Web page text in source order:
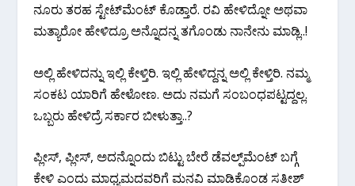
ನೂರು ತರಹ ಸ್ಟೇಟ್‌ಮೆಂಟ್ ಕೊಡ್ತಾರೆ. ರವಿ ಹೇಳಿದ್ನೋ ಅಥವಾ
ಮತ್ಯಾರೋ ಹೇಳಿದ್ರೂ ಅನ್ನೊದನ್ನ ತಗೊಂಡು ನಾನೇನು ಮಾಡ್ಲಿ..!
ಅಲ್ಲಿ ಹೇಳಿದನ್ನು ಇಲ್ಲಿ ಕೇಳ್ತಿರಿ. ಇಲ್ಲಿ ಹೇಳಿದ್ದನ್ನ ಅಲ್ಲಿ ಕೇಳ್ತಿರಿ. ನಮ್ಮ
ಸಂಕಟ ಯಾರಿಗೆ ಹೇಳೋಣ. ಅದು ನಮಗೆ ಸಂಬಂಧಪಟ್ಟದ್ದಲ್ಲ.
ಒಬ್ಬರು ಹೇಳಿದ್ರೆ ಸರ್ಕಾರ ಬೀಳುತ್ತಾ..?
ಪ್ಲೀಸ್, ಪ್ಲೀಸ್, ಅದನ್ನೊಂದು ಬಿಟ್ಟು ಬೇರೆ ಡೆವಲ್ಪ್‌ಮೆಂಟ್ ಬಗ್ಗೆ
ಕೇಳಿ ಎಂದು ಮಾಧ್ಯಮದವರಿಗೆ ಮನವಿ ಮಾಡಿಕೊಂಡ ಸತೀಶ್